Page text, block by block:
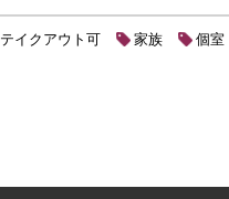
テイクアウト可 家族
個室